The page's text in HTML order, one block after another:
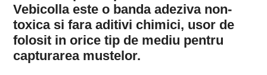
Vebicolla este o banda adeziva non-
toxica si fara aditivi chimici, usor de
folosit in orice tip de mediu pentru
capturarea mustelor.